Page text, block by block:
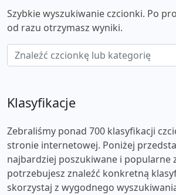
Szybkie wyszukiwanie czcionki. Po
od razu otrzymasz wyniki.
Klasyfikacje
Zebraliśmy ponad 700 klasyfikacji
stronie internetowej. Poniżej
najbardziej poszukiwane i popularne
potrzebujesz znaleźć konkretną
skorzystaj z wygodnego